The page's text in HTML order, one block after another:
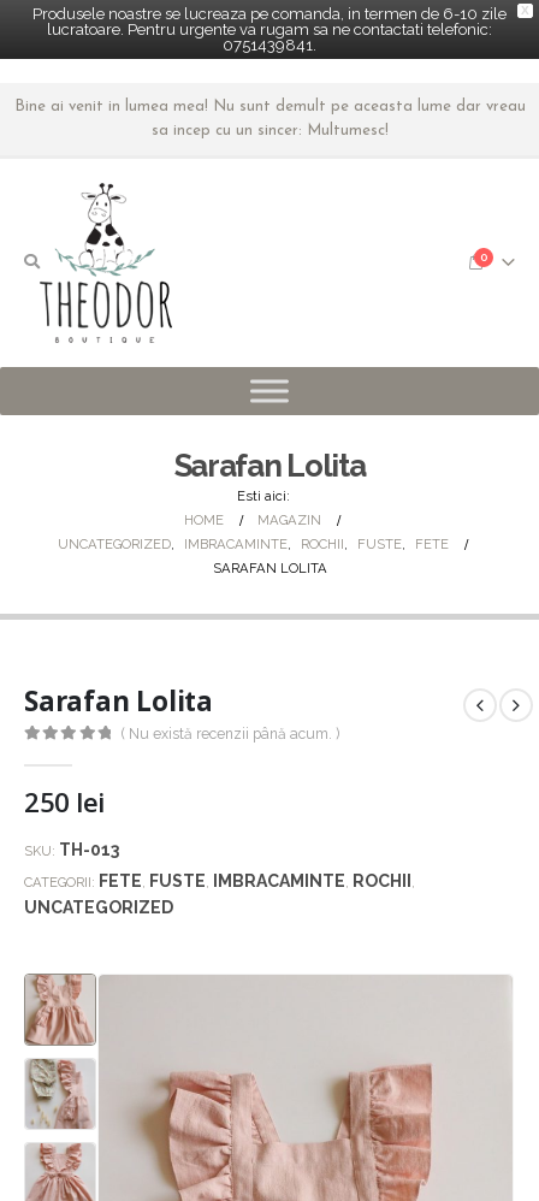
X
Produsele noastre se lucreaza pe comanda, in termen de 6-10 zile
lucratoare. Pentru urgente va rugam sa ne contactati telefonic:
0751439841.
Bine ai venit in lumea mea! Nu sunt demult pe aceasta lume dar vreau
sa incep cu un sincer: Multumesc!
0
Sarafan Lolita
Esti aici:
HOME
MAGAZIN
UNCATEGORIZED, IMBRACAMINTE, ROCHII, FUSTE,
FETE
SARAFAN LOLITA
Sarafan Lolita
( Nu există recenzii până acum. )
250 lei
SKU: TH-013
CATEGORII: FETE, FUSTE, IMBRACAMINTE, ROCHII ,
UNCATEGORIZED